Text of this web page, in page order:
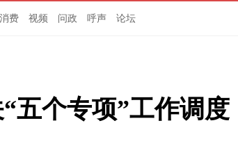
消费 视频 问政 呼声 论坛
五个专项”工作调度